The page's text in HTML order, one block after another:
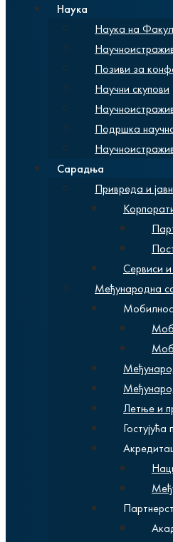
Наука
Наука на
Позиви за
Научни скупови
Подршка
Сарадња
Привреда и
Сервиси и
Међународна
Летње и